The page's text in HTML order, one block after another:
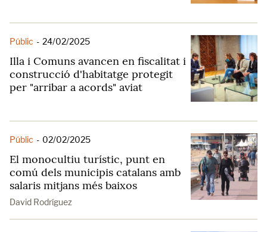
Públic - 24/02/2025
Illa i Comuns avancen en fiscalitat i
construcció d'habitatge protegit
per "arribar a acords" aviat
Públic - 02/02/2025
El monocultiu turístic, punt en
comú dels municipis catalans amb
salaris mitjans més baixos
David Rodríguez